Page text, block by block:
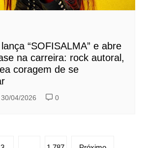
“SOFISALMA” e abre
na carreira: rock autoral,
coragem de se
30/04/2026 0